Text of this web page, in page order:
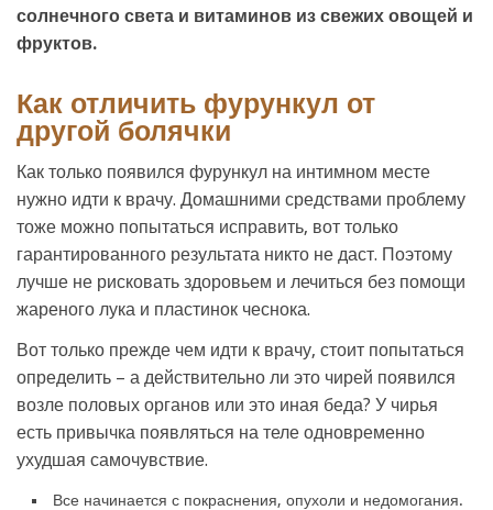
солнечного света и витаминов из свежих овощей и
фруктов.
Как отличить фурункул от
другой болячки
Как только появился фурункул на интимном месте
нужно идти к врачу. Домашними средствами проблему
тоже можно попытаться исправить, вот только
гарантированного результата никто не даст. Поэтому
лучше не рисковать здоровьем и лечиться без помощи
жареного лука и пластинок чеснока.
Вот только прежде чем идти к врачу, стоит попытаться
определить – а действительно ли это чирей появился
возле половых органов или это иная беда? У чирья
есть привычка появляться на теле одновременно
ухудшая самочувствие.
Все начинается с покраснения, опухоли и недомогания.